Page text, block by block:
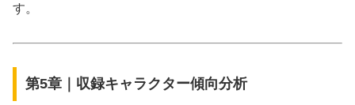
す。
第5章｜収録キャラクター傾向分析